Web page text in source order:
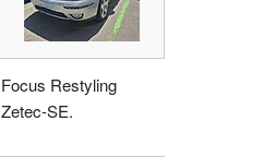
Focus Restyling
Zetec-SE.